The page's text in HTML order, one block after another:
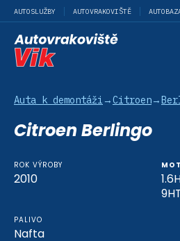
AUTOSLUŽBY AUTOVRAKOVIŠTĚ
Auta k demontáži →Citroen→
Citroen Berlingo
ROK VÝROBY
2010
PALIVO
Nafta